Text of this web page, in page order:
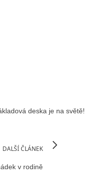
deska je na světě!
DALŠÍ ČLÁNEK
v rodině